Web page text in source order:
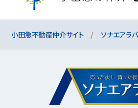
小田急不動産仲介サイト ソナエアラバ